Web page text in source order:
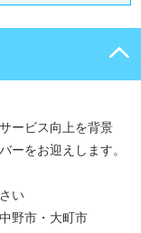
ービス向上を背景
ーをお迎えします。
い
野市・大町市